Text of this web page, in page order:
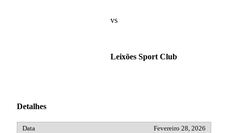
vs
Leixões Sport Club
Detalhes
Fevereiro 28, 2026